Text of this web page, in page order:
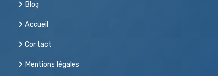
Blog
Accueil
Contact
Mentions légales